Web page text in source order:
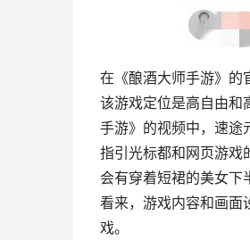
在《酿酒大师手游》的
该游戏定位是高自由和
手游》的视频中，速途
指引光标都和网页游戏
会有穿着短裙的美女下
看来，游戏内容和画面
戏。